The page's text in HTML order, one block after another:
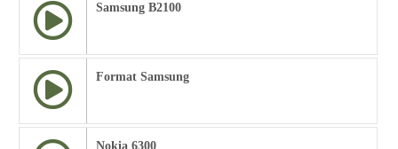
Samsung B2100
Format Samsung
Nokia 6300